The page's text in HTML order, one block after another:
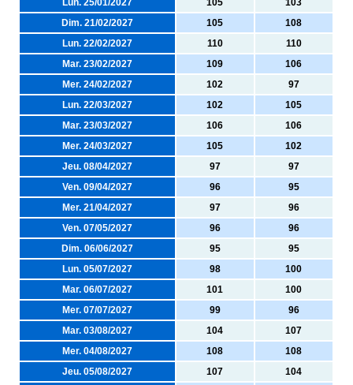
Dim. 21/02/2027
105
108
Lun. 22/02/2027
110
110
Mar. 23/02/2027
109
106
Mer. 24/02/2027
102
97
Lun. 22/03/2027
102
105
Mar. 23/03/2027
106
106
Mer. 24/03/2027
105
102
Jeu. 08/04/2027
97
97
Ven. 09/04/2027
96
95
Mer. 21/04/2027
97
96
Ven. 07/05/2027
96
96
Dim. 06/06/2027
95
95
Lun. 05/07/2027
98
100
Mar. 06/07/2027
101
100
Mer. 07/07/2027
99
96
Mar. 03/08/2027
104
107
Mer. 04/08/2027
108
108
Jeu. 05/08/2027
107
104